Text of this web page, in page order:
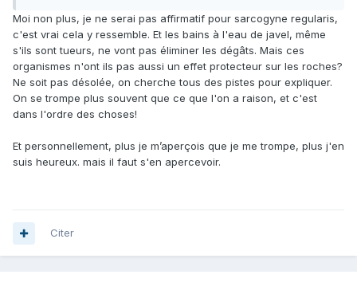
comme pour la Chalcopyrite ou voir la Bornite.
Moi non plus, je ne serai pas affirmatif pour sarcogyne regularis,
c'est vrai cela y ressemble. Et les bains à l'eau de javel, même
s'ils sont tueurs, ne vont pas éliminer les dégâts. Mais ces
organismes n'ont ils pas aussi un effet protecteur sur les roches?
Ne soit pas désolée, on cherche tous des pistes pour expliquer.
On se trompe plus souvent que ce que l'on a raison, et c'est
dans l'ordre des choses!
Et personnellement, plus je m’aperçois que je me trompe, plus j'en
suis heureux. mais il faut s'en apercevoir.
Citer